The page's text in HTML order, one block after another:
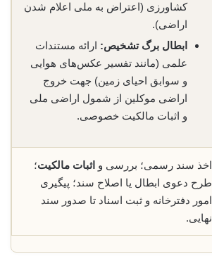
کشاورزی (اعتراض به ملی اعلام شدن
اراضی).
ابطال برگ تشخیص: ارائه مستندات
علمی (مانند تفسیر عکس‌های هوایی
و سوابق احیای زمین) جهت خروج
اراضی موکلین از شمول اراضی ملی
و اثبات مالکیت خصوصی.
اخذ سند رسمی؛ بررسی و اثبات مالکیت؛
طرح دعوی ابطال یا اصلاح سند؛ پیگیری
امور دفترخانه و ثبت اسناد تا صدور سند
نهایی.